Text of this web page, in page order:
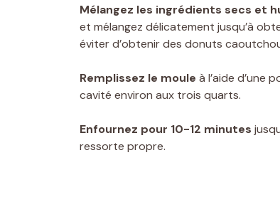
Mélangez les ingrédients secs et
et mélangez délicatement jusqu’à
éviter d’obtenir des donuts
Remplissez le moule à l’aide d’une
cavité environ aux trois quarts.
Enfournez pour 10-12 minutes
ressorte propre.